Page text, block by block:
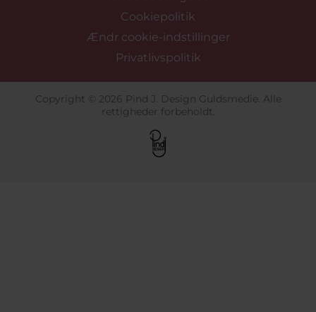
Cookiepolitik
Ændr cookie-indstillinger
Privatlivspolitik
Copyright © 2026 Pind J. Design Guldsmedie. Alle
rettigheder forbeholdt.